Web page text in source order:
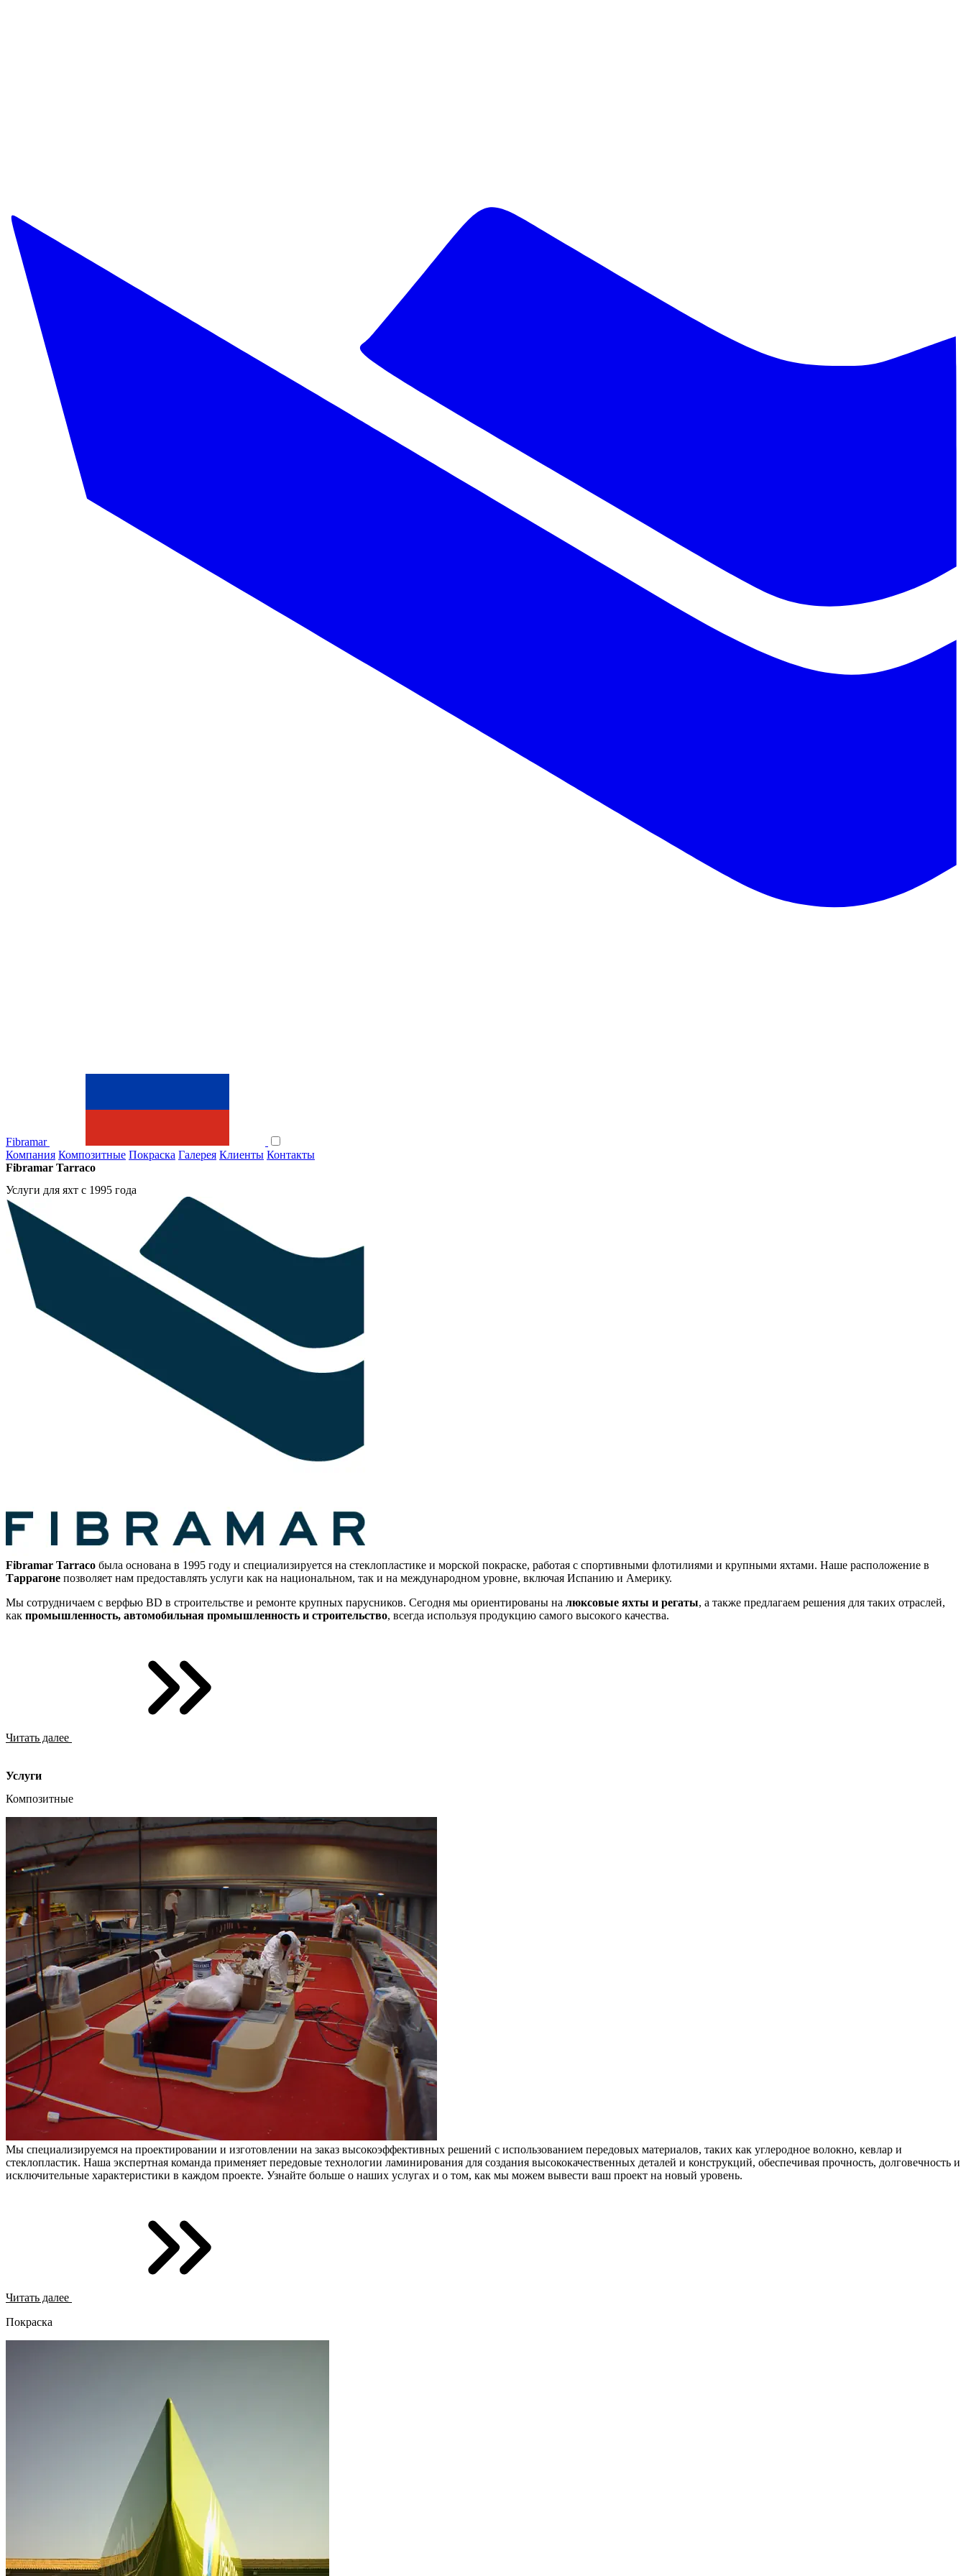
Fibramar
Компания Композитные Покраска Галерея Клиенты Контакты
Fibramar Tarraco
Услуги для яхт с 1995 года
Fibramar Tarraco была основана в 1995 году и специализируется на стеклопластике и морской покраске, работая с спортивными флотилиями и крупными яхтами. Наше расположение в
Таррагоне позволяет нам предоставлять услуги как на национальном, так и на международном уровне, включая Испанию и Америку.
Мы сотрудничаем с верфью BD в строительстве и ремонте крупных парусников. Сегодня мы ориентированы на люксовые яхты и регаты, а также предлагаем решения для таких отраслей,
как промышленность, автомобильная промышленность и строительство, всегда используя продукцию самого высокого качества.
Читать далее
Услуги
Композитные
Мы специализируемся на проектировании и изготовлении на заказ высокоэффективных решений с использованием передовых материалов, таких как углеродное волокно, кевлар и
стеклопластик. Наша экспертная команда применяет передовые технологии ламинирования для создания высококачественных деталей и конструкций, обеспечивая прочность, долговечность и
исключительные характеристики в каждом проекте. Узнайте больше о наших услугах и о том, как мы можем вывести ваш проект на новый уровень.
Читать далее
Покраска